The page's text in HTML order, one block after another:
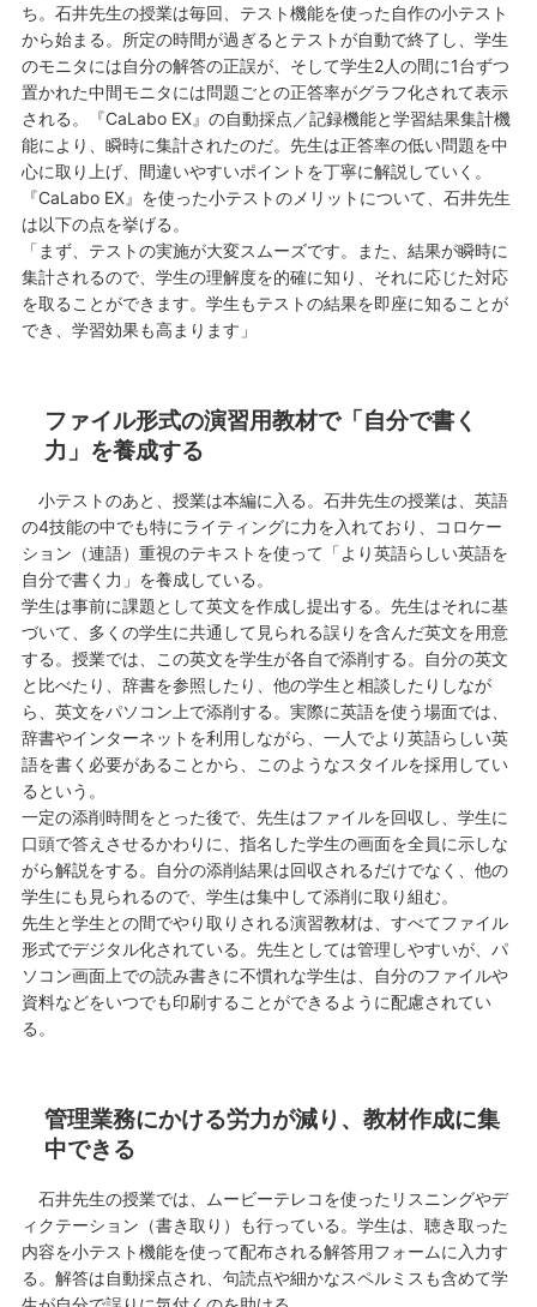
ち。石井先生の授業は毎回、テスト機能を使った自作の小テスト
から始まる。所定の時間が過ぎるとテストが自動で終了し、学生
のモニタには自分の解答の正誤が、そして学生2人の間に1台ずつ
置かれた中間モニタには問題ごとの正答率がグラフ化されて表示
される。『CaLabo EX』の自動採点／記録機能と学習結果集計機
能により、瞬時に集計されたのだ。先生は正答率の低い問題を中
心に取り上げ、間違いやすいポイントを丁寧に解説していく。
『CaLabo EX』を使った小テストのメリットについて、石井先生
は以下の点を挙げる。
「まず、テストの実施が大変スムーズです。また、結果が瞬時に
集計されるので、学生の理解度を的確に知り、それに応じた対応
を取ることができます。学生もテストの結果を即座に知ることが
でき、学習効果も高まります」
ファイル形式の演習用教材で「自分で書く
力」を養成する
小テストのあと、授業は本編に入る。石井先生の授業は、英語
の4技能の中でも特にライティングに力を入れており、コロケー
ション（連語）重視のテキストを使って「より英語らしい英語を
自分で書く力」を養成している。
学生は事前に課題として英文を作成し提出する。先生はそれに基
づいて、多くの学生に共通して見られる誤りを含んだ英文を用意
する。授業では、この英文を学生が各自で添削する。自分の英文
と比べたり、辞書を参照したり、他の学生と相談したりしなが
ら、英文をパソコン上で添削する。実際に英語を使う場面では、
辞書やインターネットを利用しながら、一人でより英語らしい英
語を書く必要があることから、このようなスタイルを採用してい
るという。
一定の添削時間をとった後で、先生はファイルを回収し、学生に
口頭で答えさせるかわりに、指名した学生の画面を全員に示しな
がら解説をする。自分の添削結果は回収されるだけでなく、他の
学生にも見られるので、学生は集中して添削に取り組む。
先生と学生との間でやり取りされる演習教材は、すべてファイル
形式でデジタル化されている。先生としては管理しやすいが、パ
ソコン画面上での読み書きに不慣れな学生は、自分のファイルや
資料などをいつでも印刷することができるように配慮されてい
る。
管理業務にかける労力が減り、教材作成に集
中できる
石井先生の授業では、ムービーテレコを使ったリスニングやデ
ィクテーション（書き取り）も行っている。学生は、聴き取った
内容を小テスト機能を使って配布される解答用フォームに入力す
る。解答は自動採点され、句読点や細かなスペルミスも含めて学